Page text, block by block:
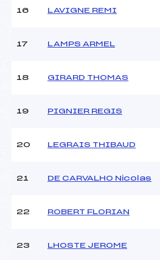
Catégorie :
16 LAVIGNE REMI
17 LAMPS ARMEL
18 GIRARD THOMAS
19 PIGNIER REGIS
20 LEGRAIS THIBAUD
21 DE CARVALHO Nicolas
22 ROBERT FLORIAN
23 LHOSTE JEROME